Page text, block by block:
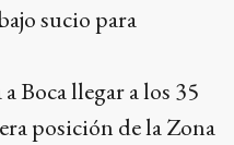
sucio para
Boca llegar a los 35
posición de la Zona